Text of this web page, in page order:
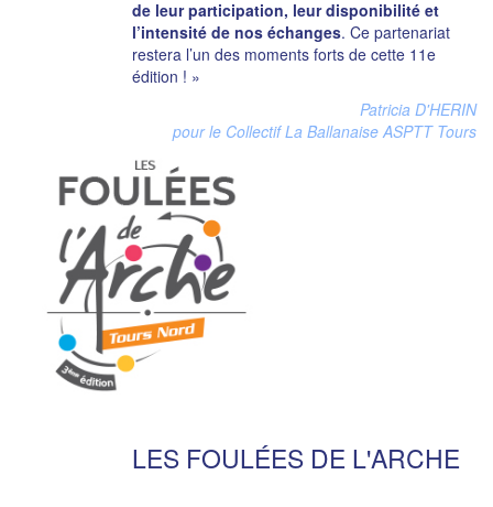
de leur participation, leur disponibilité et
l’intensité de nos échanges. Ce partenariat
restera l’un des moments forts de cette 11e
édition ! »
Patricia D'HERIN
pour le Collectif La Ballanaise ASPTT Tours
LES FOULÉES DE L'ARCHE